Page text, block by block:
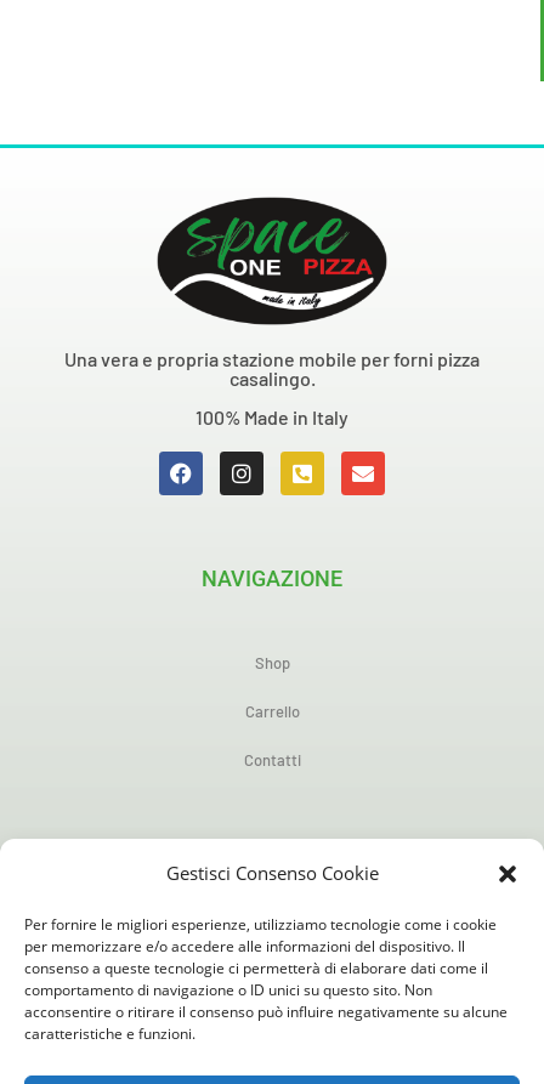
Gestisci Consenso Cookie
Per fornire le migliori esperienze, utilizziamo tecnologie come i cookie
per memorizzare e/o accedere alle informazioni del dispositivo. Il
consenso a queste tecnologie ci permetterà di elaborare dati come il
comportamento di navigazione o ID unici su questo sito. Non
acconsentire o ritirare il consenso può influire negativamente su alcune
caratteristiche e funzioni.
Una vera e propria stazione mobile per forni pizza
casalingo.
100% Made in Italy
NAVIGAZIONE
Shop
Carrello
Contatti
Privacy Policy
Cookie Policy (UE)
Condizioni generali di uso e vendita